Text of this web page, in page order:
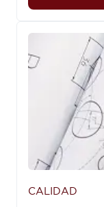
CALIDAD